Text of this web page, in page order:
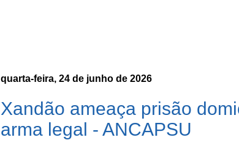
quarta-feira, 24 de junho de 2026
Xandão ameaça prisão
arma legal - ANCAPSU